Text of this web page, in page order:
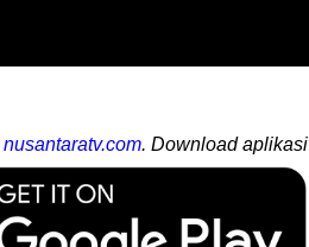
nusantaratv.com. Download aplikasi